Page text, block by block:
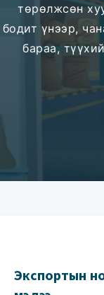
төрөлжсөн
бодит үнээр,
бараа,
Экспортын